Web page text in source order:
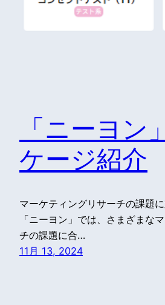
「ニーヨン
ケージ紹介
マーケティングリサーチの課題
「ニーヨン」では、さまざまな
チの課題に合…
11月 13, 2024